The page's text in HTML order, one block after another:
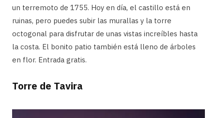
un terremoto de 1755. Hoy en día, el castillo está en
ruinas, pero puedes subir las murallas y la torre
octogonal para disfrutar de unas vistas increíbles hasta
la costa. El bonito patio también está lleno de árboles
en flor. Entrada gratis.
Torre de Tavira